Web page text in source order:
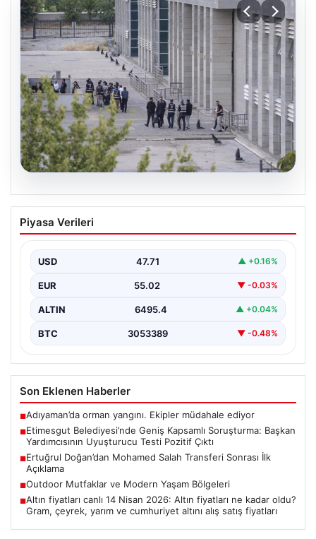
Etimesgut Belediyesi’nde Geniş
Kapsamlı Soruşturma: Başkan
Çıktı
Ankara'nın Etimesgut ilçesinde bulunan belediyeye
yönelik yürütülen kapsamlı soruşturma kapsamında
Piyasa Verileri
USD 47.71 ▲ +0.16%
EUR 55.02 ▼ -0.03%
ALTIN 6495.4 ▲ +0.04%
BTC 3053389 ▼ -0.48%
Son Eklenen Haberler
■Adıyaman’da orman yangını. Ekipler müdahale ediyor
■Etimesgut Belediyesi’nde Geniş Kapsamlı Soruşturma: Başkan
Yardımcısının Uyuşturucu Testi Pozitif Çıktı
■Ertuğrul Doğan’dan Mohamed Salah Transferi Sonrası İlk
Açıklama
■Outdoor Mutfaklar ve Modern Yaşam Bölgeleri
■Altın fiyatları canlı 14 Nisan 2026: Altın fiyatları ne kadar oldu?
Gram, çeyrek, yarım ve cumhuriyet altını alış satış fiyatları